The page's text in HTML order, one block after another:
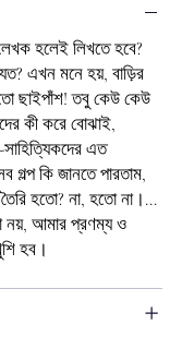
হলেই লিখতে হবে?
এখন মনে হয়, বাড়ির
তো ছাইপাঁশ! তবু কেউ কেউ
কী করে বোঝাই,
সাহিত্যিকদের এত
গল্প কি জানতে পারতাম,
হতো? না, হতো না।...
নয়, আমার প্রণম্য ও
হব।